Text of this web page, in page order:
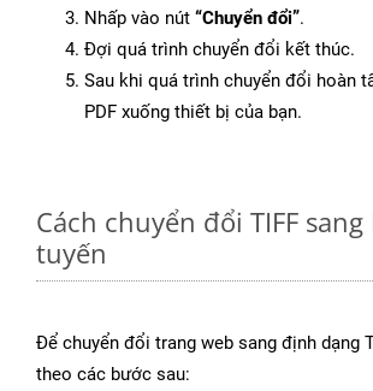
Nhấp vào nút “Chuyển đổi”.
Đợi quá trình chuyển đổi kết thúc.
Sau khi quá trình chuyển đổi hoàn
PDF xuống thiết bị của bạn.
Cách chuyển đổi TIFF sang
tuyến
Để chuyển đổi trang web sang định dạng
theo các bước sau: